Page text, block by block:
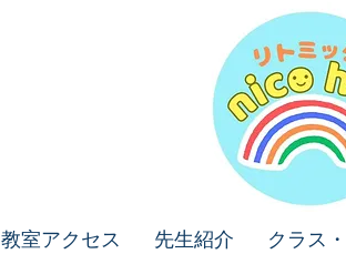
教室アクセス 先生紹介 クラス